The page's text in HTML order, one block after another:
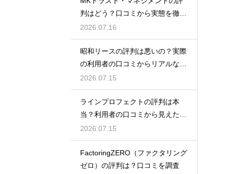
判はどう？口コミから実態を徹底
検証！
2026.07.16
昭和リースの評判は悪いの？実際
の利用者の口コミからリアルな実
態検証
2026.07.15
ラインプロフェクトの評判は本
当？利用者の口コミから見えた実
態検証
2026.07.15
FactoringZERO（ファクタリング
ゼロ）の評判は？口コミを調査